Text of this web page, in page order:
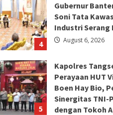
4
Gubernur
Soni Tata
Industri Serang
August 6, 2026
5
Kapolres
Perayaan HUT
Boen Hay Bio,
Sinergitas TNI-
dengan Tokoh